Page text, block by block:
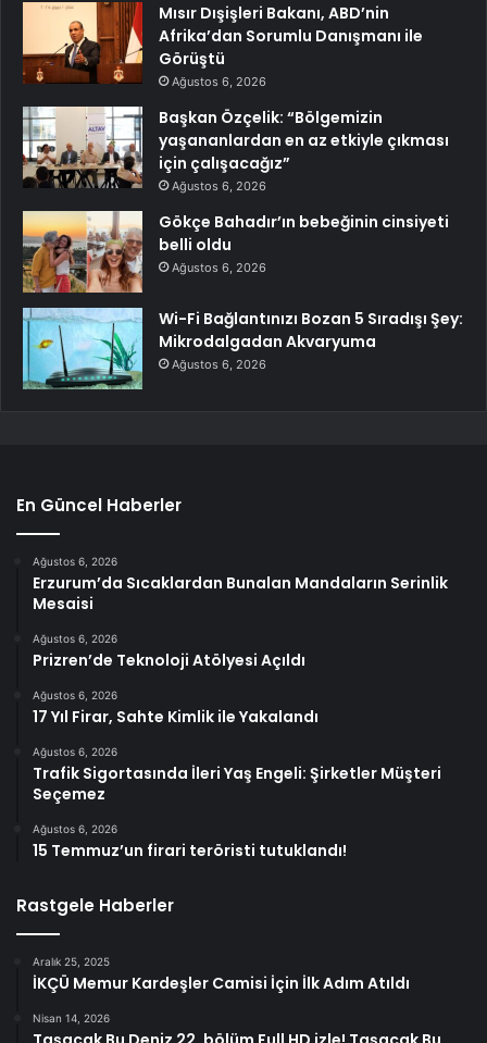
Mısır Dışişleri Bakanı, ABD’nin
Afrika’dan Sorumlu Danışmanı ile
Görüştü
Ağustos 6, 2026
Başkan Özçelik: “Bölgemizin
yaşananlardan en az etkiyle çıkması
için çalışacağız”
Ağustos 6, 2026
Gökçe Bahadır’ın bebeğinin cinsiyeti
belli oldu
Ağustos 6, 2026
Wi-Fi Bağlantınızı Bozan 5 Sıradışı Şey:
Mikrodalgadan Akvaryuma
Ağustos 6, 2026
En Güncel Haberler
Ağustos 6, 2026
Erzurum’da Sıcaklardan Bunalan Mandaların Serinlik
Mesaisi
Ağustos 6, 2026
Prizren’de Teknoloji Atölyesi Açıldı
Ağustos 6, 2026
17 Yıl Firar, Sahte Kimlik ile Yakalandı
Ağustos 6, 2026
Trafik Sigortasında İleri Yaş Engeli: Şirketler Müşteri
Seçemez
Ağustos 6, 2026
15 Temmuz’un firari teröristi tutuklandı!
Rastgele Haberler
Aralık 25, 2025
İKÇÜ Memur Kardeşler Camisi İçin İlk Adım Atıldı
Nisan 14, 2026